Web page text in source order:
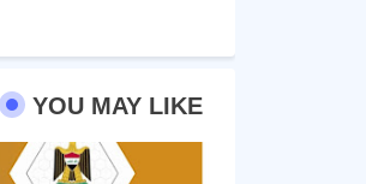
YOU MAY LIKE